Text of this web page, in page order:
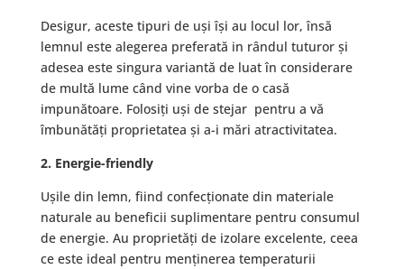
Desigur, aceste tipuri de uși își au locul lor, însă
lemnul este alegerea preferată in rândul tuturor și
adesea este singura variantă de luat în considerare
de multă lume când vine vorba de o casă
impunătoare. Folosiți uși de stejar pentru a vă
îmbunătăți proprietatea și a-i mări atractivitatea.
2. Energie-friendly
Ușile din lemn, fiind confecționate din materiale
naturale au beneficii suplimentare pentru consumul
de energie. Au proprietăți de izolare excelente, ceea
ce este ideal pentru menținerea temperaturii